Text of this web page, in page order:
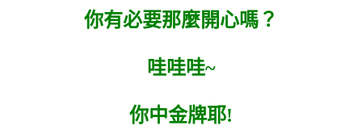
你有必要那麼開心嗎？
哇哇哇~
你中金牌耶!